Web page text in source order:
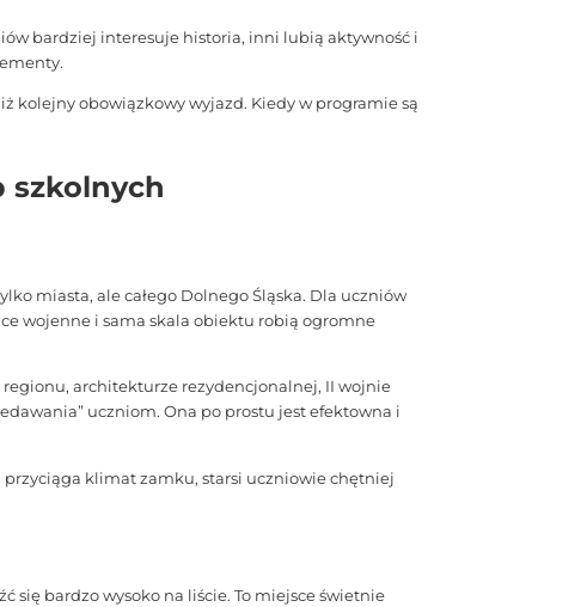
bardziej interesuje historia, inni lubią aktywność i
kolejny obowiązkowy wyjazd. Kiedy w programie są
szkolnych
miasta, ale całego Dolnego Śląska. Dla uczniów
wojenne i sama skala obiektu robią ogromne
architekturze rezydencjonalnej, II wojnie
uczniom. Ona po prostu jest efektowna i
przyciąga klimat zamku, starsi uczniowie chętniej
się bardzo wysoko na liście. To miejsce świetnie